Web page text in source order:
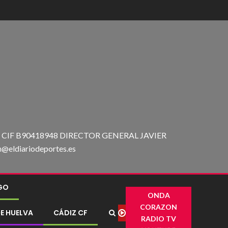
B90418948 DIRECTOR GENERAL JAVIER
HUELVA CÁDIZ CF
ONDA
CORAZON
RADIO TV